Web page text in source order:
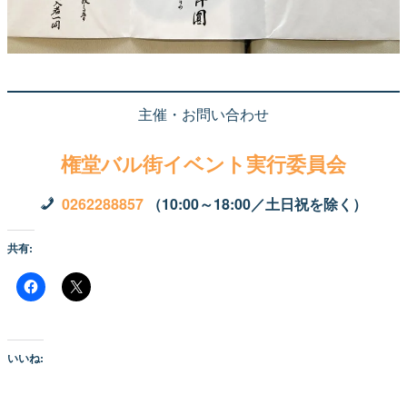
主催・お問い合わせ
権堂バル街イベント実行委員会
0262288857 （10:00～18:00／土日祝を除く）
共有:
いいね: